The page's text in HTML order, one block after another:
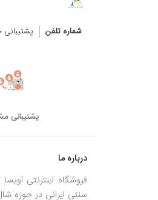
شماره تلفن پشتیبانی
پشتیبانی
درباره ما
فروشگاه اینترنتی